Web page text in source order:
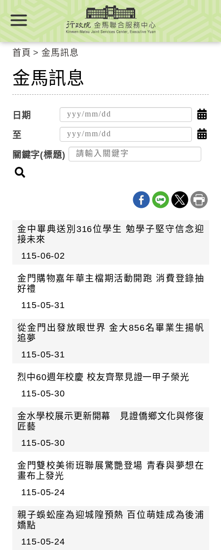
要
Center
block
首頁 金馬訊息
金馬訊息
日期
點
擊
期
起
至
點
日
關鍵字(標題)
搜
金中畢典送別316位學生 勉學子堅守信念迎
接未來
115-06-02
金門購物嘉年華主檔期活動開跑 消費登錄抽
好禮
115-05-31
從金門出發放眼世界 金大856名畢業生揚帆
追夢
115-05-31
烈中60週年校慶 校友齊聚見證一甲子榮光
115-05-30
金水學校展示更新開幕 見證僑鄉文化與修復
匠藝
115-05-30
金門雙校美術班聯展驚艷登場 青春與夢想在
畫布上發光
115-05-24
親子蜈蚣座為迎城隍預熱 百位萌娃成為後浦
嬌點
115-05-24